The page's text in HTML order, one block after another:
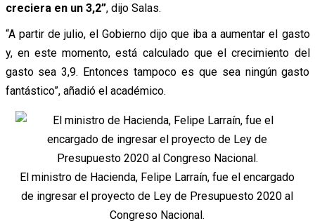
creciera en un 3,2”, dijo Salas.
“A partir de julio, el Gobierno dijo que iba a aumentar el gasto
y, en este momento, está calculado que el crecimiento del
gasto sea 3,9. Entonces tampoco es que sea ningún gasto
fantástico”, añadió el académico.
El ministro de Hacienda, Felipe Larraín, fue el encargado
de ingresar el proyecto de Ley de Presupuesto 2020 al
Congreso Nacional.